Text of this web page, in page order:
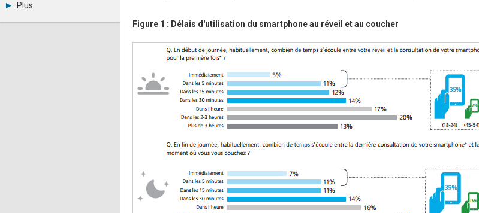
LinkedIn
Plus
Annonceurs
Figure 1 : Délais d'utilisation du smartphone au réveil et au coucher